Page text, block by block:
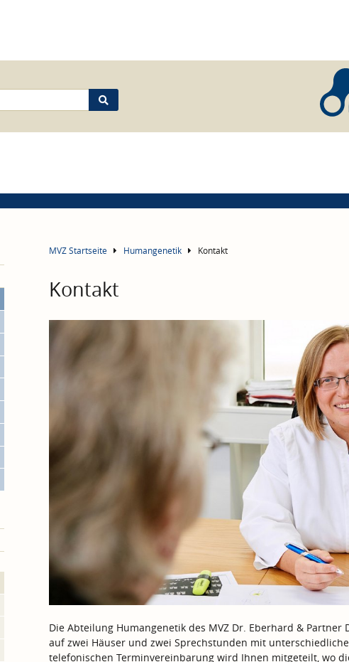
MVZ Startseite Humangenetik Kontakt
Kontakt
Die Abteilung Humangenetik des MVZ Dr. Eberhard &
auf zwei Häuser und zwei Sprechstunden mit
telefonischen Terminvereinbarung wird Ihnen mitgeteilt, wo